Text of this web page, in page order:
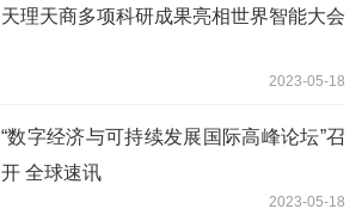
天理天商多项科研成果亮相世界智能大会
2023-05-18
“数字经济与可持续发展国际高峰论坛”召
开 全球速讯
2023-05-18